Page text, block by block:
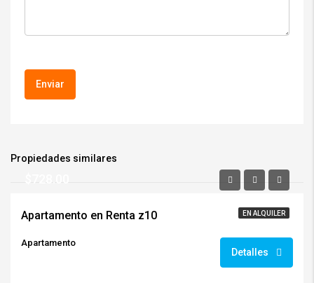
Propiedades similares
EN ALQUILER
$728.00
Apartamento en Renta z10
Apartamento
Detalles